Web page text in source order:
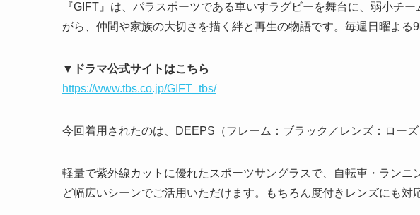
『GIFT』は、パラスポーツである車いすラグビーを舞台に、弱小チ
がら、仲間や家族の大切さを描く絆と再生の物語です。毎週日曜よる
▼ドラマ公式サイトはこちら
https://www.tbs.co.jp/GIFT_tbs/
今回着用されたのは、DEEPS（フレーム：ブラック／レンズ：ローズ
軽量で紫外線カットに優れたスポーツサングラスで、自転車・ランニ
ど幅広いシーンでご活用いただけます。もちろん度付きレンズにも対